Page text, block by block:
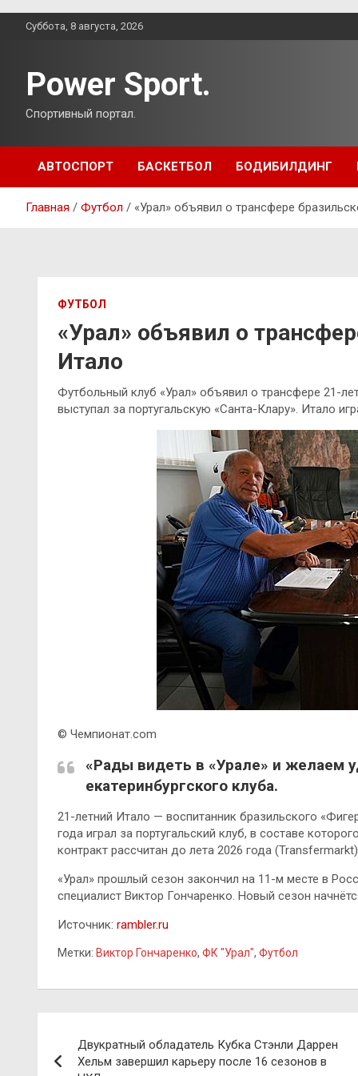
ПерейтиСуббота, 8 августа, 2026
Power Sport.
Спортивный портал.
АВТОСПОРТ БАСКЕТБОЛ БОДИБИЛДИНГ
Главная Футбол «Урал» объявил о трансфере
ФУТБОЛ
«Урал» объявил о
Итало
Футбольный клуб «Урал» объявил о трансфере 21-
выступал за португальскую «Санта-Клару». Итало
© Чемпионат.com
«Рады видеть в «Урале» и желаем
екатеринбургского клуба.
21-летний Итало — воспитанник бразильского
года играл за португальский клуб, в составе
контракт рассчитан до лета 2026 года
«Урал» прошлый сезон закончил на 11-м месте в
специалист Виктор Гончаренко. Новый сезон
Источник: rambler.ru
Метки: Виктор Гончаренко, ФК "Урал", Футбол
по
Двукратный обладатель Кубка Стэнли Даррен
Хельм завершил карьеру после 16 сезонов в